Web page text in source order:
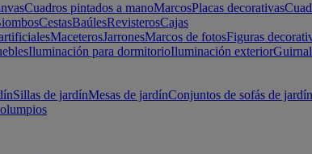
Cuadros pintados a manoMarcosPlacas decorativas
CestasBaúlesRevisterosCajas
MaceterosJarronesMarcos de fotosFiguras
Iluminación para dormitorioIluminación exterior
Sillas de jardínMesas de jardínConjuntos de sofás de jardín